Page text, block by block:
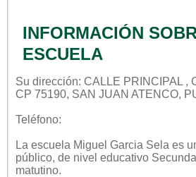
INFORMACIÓN
ESCUELA
Su dirección: CALLE PRINCIPAL ,
CP 75190, SAN JUAN ATENCO,
Teléfono:
La escuela Miguel Garcia Sela es
público, de nivel educativo
matutino.